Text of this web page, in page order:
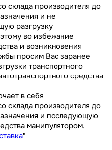
склада производителя до
и не
разгрузку
во избежание
и возникновения
просим Вас заранее
транспортного
средства
в себя
склада производителя до
и последующую
манипулятором.
"